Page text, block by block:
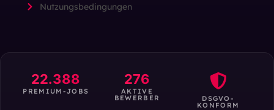
Nutzungsbedingungen
22.388
PREMIUM-JOBS
276
AKTIVE
BEWERBER DSGVO-
KONFORM